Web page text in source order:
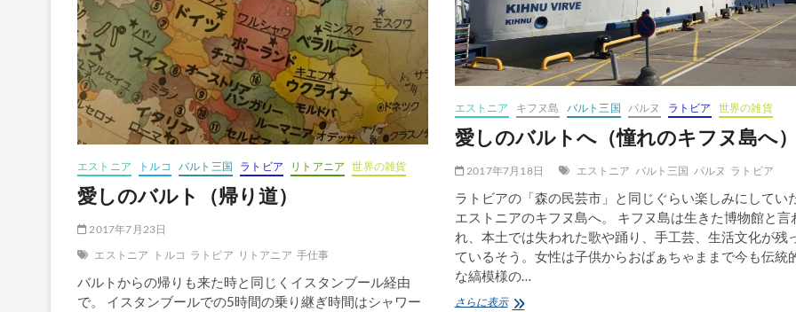
エ
ス
ト
ニ
ア
キ
フ
ヌ
島
エストニア トルコ バルト三国 ラトビア リトアニア 世界の雑貨
愛しのバルト（帰り道）
2017年7月23日
エストニア
トルコ ラトビア リトアニア 手仕事
バルトからの帰りも来た時と同じくイスタンブール経由
で。 イスタンブールでの5時間の乗り継ぎ時間はシャワー
エストニア キフヌ島 バルト三国 パルヌ ラトビア 世界の雑貨
愛しのバルトへ（憧れのキフヌ島へ）
2017年7月18日 エストニア バルト三国 パルヌ ラトビア
ラトビアの「森の民芸市」と同じぐらい楽しみにしてい
エストニアのキフヌ島へ。 キフヌ島は生きた博物館と言
れ、本土では失われた歌や踊り、手工芸、生活文化が残
ているそう。女性は子供からおばぁちゃままで今も伝統
な縞模様の…
さらに表示愛